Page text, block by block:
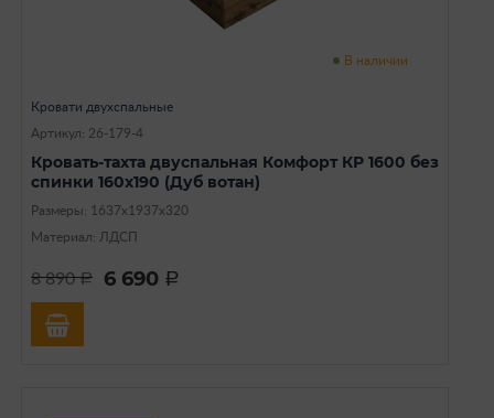
В наличии
Кровати двухспальные
Артикул: 26-179-4
Кровать-тахта двуспальная Комфорт КР 1600 без
спинки 160х190 (Дуб вотан)
Размеры: 1637х1937х320
Материал: ЛДСП
8 890a 6 690 a